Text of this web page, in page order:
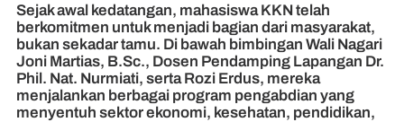
Sejak awal kedatangan, mahasiswa KKN telah
berkomitmen untuk menjadi bagian dari masyarakat,
bukan sekadar tamu. Di bawah bimbingan Wali Nagari
Joni Martias, B.Sc., Dosen Pendamping Lapangan Dr.
Phil. Nat. Nurmiati, serta Rozi Erdus, mereka
menjalankan berbagai program pengabdian yang
menyentuh sektor ekonomi, kesehatan, pendidikan,